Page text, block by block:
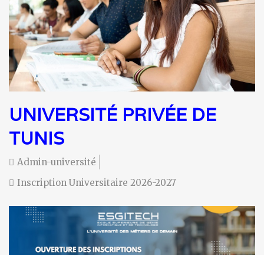
UNIVERSITÉ PRIVÉE DE
TUNIS
Admin-université
Inscription Universitaire 2026-2027